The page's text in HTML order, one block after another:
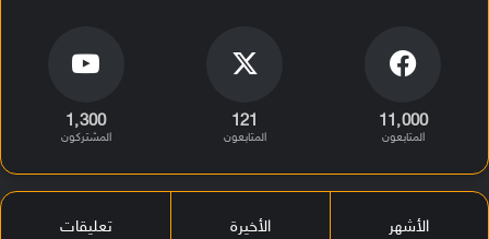
11٬000
المتابعون
121
المتابعون
1٬300
المشتركون
الأشهر الأخيرة تعليقات